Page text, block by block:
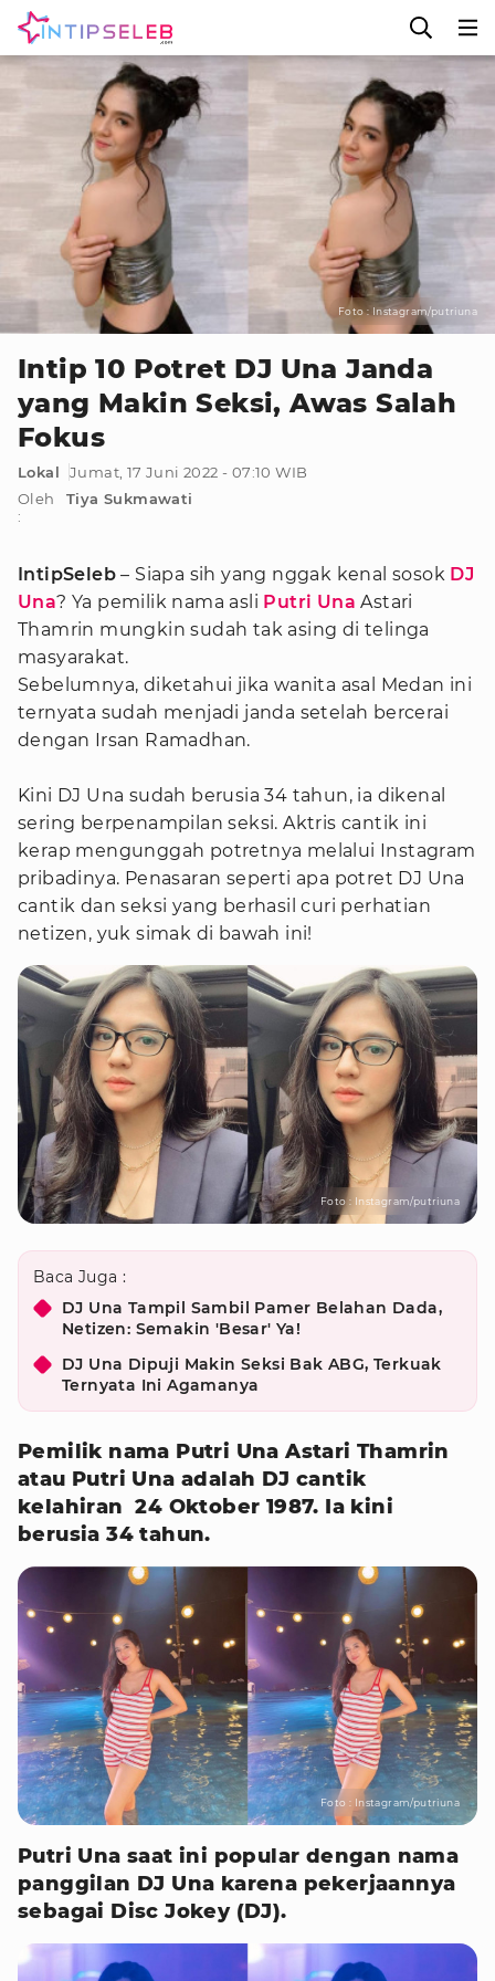
Foto : Instagram/putriuna
Intip 10 Potret DJ Una Janda
yang Makin Seksi, Awas Salah
Fokus
Lokal
Jumat, 17 Juni 2022 - 07:10 WIB
Oleh
:
Tiya Sukmawati
IntipSeleb – Siapa sih yang nggak kenal sosok DJ
Una? Ya pemilik nama asli Putri Una Astari
Thamrin mungkin sudah tak asing di telinga
masyarakat.
Sebelumnya, diketahui jika wanita asal Medan ini
ternyata sudah menjadi janda setelah bercerai
dengan Irsan Ramadhan.
Kini DJ Una sudah berusia 34 tahun, ia dikenal
sering berpenampilan seksi. Aktris cantik ini
kerap mengunggah potretnya melalui Instagram
pribadinya. Penasaran seperti apa potret DJ Una
cantik dan seksi yang berhasil curi perhatian
netizen, yuk simak di bawah ini!
Foto : Instagram/putriuna
Baca Juga :
DJ Una Tampil Sambil Pamer Belahan Dada,
Netizen: Semakin 'Besar' Ya!
DJ Una Dipuji Makin Seksi Bak ABG, Terkuak
Ternyata Ini Agamanya
Pemilik nama Putri Una Astari Thamrin
atau Putri Una adalah DJ cantik
kelahiran 24 Oktober 1987. Ia kini
berusia 34 tahun.
Foto : Instagram/putriuna
Putri Una saat ini popular dengan nama
panggilan DJ Una karena pekerjaannya
sebagai Disc Jokey (DJ).